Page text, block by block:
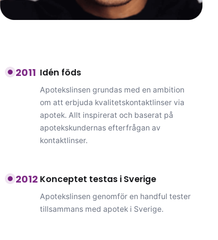
2011 Idén föds
Apotekslinsen grundas med en ambition
om att erbjuda kvalitetskontaktlinser via
apotek. Allt inspirerat och baserat på
apotekskundernas efterfrågan av
kontaktlinser.
2012 Konceptet testas i Sverige
Apotekslinsen genomför en handful tester
tillsammans med apotek i Sverige.